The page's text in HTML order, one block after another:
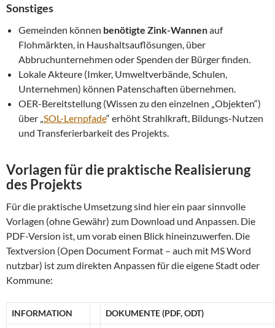
Sonstiges
Gemeinden können benötigte Zink-Wannenauf
Flohmärkten, in Haushaltsauflösungen, über
Abbruchunternehmen oder Spenden der Bürger finden.
Lokale Akteure (Imker, Umweltverbände, Schulen,
Unternehmen) können Patenschaften übernehmen.
OER-Bereitstellung (Wissen zu den einzelnen „Objekten“)
über „ SOL-Lernpfade“ erhöht Strahlkraft, Bildungs-Nutzen
und Transferierbarkeit des Projekts.
Vorlagen für die praktische Realisierung
des Projekts
Für die praktische Umsetzung sind hier ein paar sinnvolle
Vorlagen (ohne Gewähr) zum Download und Anpassen. Die
PDF-Version ist, um vorab einen Blick hineinzuwerfen. Die
Textversion (Open Document Format – auch mit MS Word
nutzbar) ist zum direkten Anpassen für die eigene Stadt oder
Kommune:
INFORMATION DOKUMENTE (PDF, ODT)